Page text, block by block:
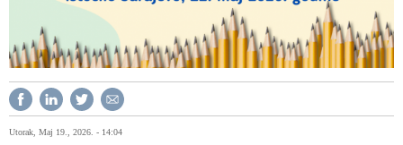
Utorak, Maj 19., 2026. - 14:04